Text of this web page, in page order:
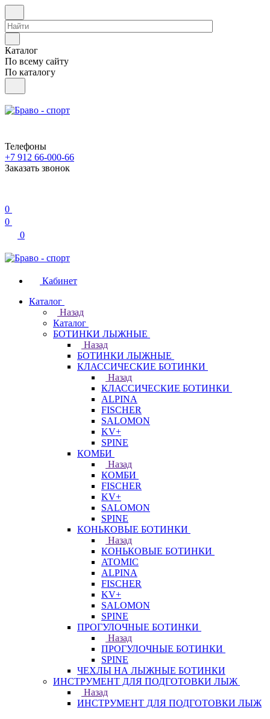
Каталог
По всему сайту
По каталогу
Телефоны
+7 912 66-000-66
Заказать звонок
0
0
0
Кабинет
Каталог
Назад
Каталог
БОТИНКИ ЛЫЖНЫЕ
Назад
БОТИНКИ ЛЫЖНЫЕ
КЛАССИЧЕСКИЕ БОТИНКИ
Назад
КЛАССИЧЕСКИЕ БОТИНКИ
ALPINA
FISCHER
SALOMON
KV+
SPINE
КОМБИ
Назад
КОМБИ
FISCHER
KV+
SALOMON
SPINE
КОНЬКОВЫЕ БОТИНКИ
Назад
КОНЬКОВЫЕ БОТИНКИ
ATOMIC
ALPINA
FISCHER
KV+
SALOMON
SPINE
ПРОГУЛОЧНЫЕ БОТИНКИ
Назад
ПРОГУЛОЧНЫЕ БОТИНКИ
SPINE
ЧЕХЛЫ НА ЛЫЖНЫЕ БОТИНКИ
ИНСТРУМЕНТ ДЛЯ ПОДГОТОВКИ ЛЫЖ
Назад
ИНСТРУМЕНТ ДЛЯ ПОДГОТОВКИ ЛЫЖ